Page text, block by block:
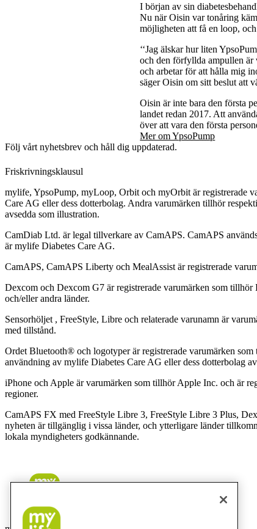
I början av sin
Nu när Oisin var tonåring
möjligheten att få en loop,
‘‘Jag älskar hur liten
och den förfyllda ampullen är
och arbetar för att hålla mig
säger Oisin om sitt beslut att
Oisin är inte bara den första
landet redan 2017. Att
över att vara den första
Mer om YpsoPump
Följ vårt nyhetsbrev och håll dig uppdaterad.
Friskrivningsklausul
mylife, YpsoPump, myLoop, Orbit och myOrbit är registrerade
Care AG eller dess dotterbolag. Andra varumärken tillhör
avsedda som illustration.
CamDiab Ltd. är legal tillverkare av CamAPS. CamAPS
är mylife Diabetes Care AG.
CamAPS, CamAPS Liberty och MealAssist är registrerade
Dexcom och Dexcom G7 är registrerade varumärken som tillhör
och/eller andra länder.
Sensorhöljet , FreeStyle, Libre och relaterade varunamn är
med tillstånd.
Ordet Bluetooth® och logotyper är registrerade varumärken
användning av mylife Diabetes Care AG eller dess dotterbolag
iPhone och Apple är varumärken som tillhör Apple Inc. och är
regioner.
CamAPS FX med FreeStyle Libre 3, FreeStyle Libre 3 Plus,
nyheten är tillgänglig i vissa länder, och ytterligare länder
lokala myndigheters godkännande.